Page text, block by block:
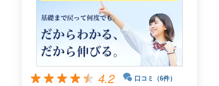
4.2 口コミ（6件）